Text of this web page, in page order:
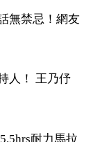
無禁忌！網友
人！ 王乃伃
耐力馬拉